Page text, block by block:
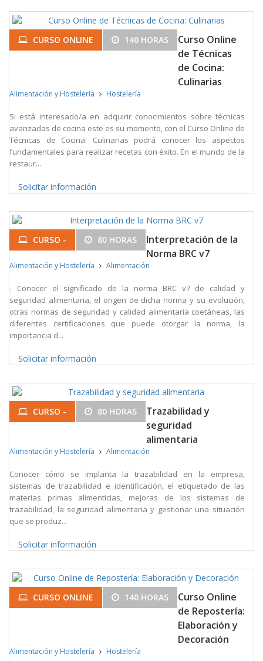
CURSO ONLINE 140 HORAS
Curso Online
de Técnicas
de Cocina:
Culinarias
Alimentación y Hostelería Hostelería
Si está interesado/a en adquirir conocimientos sobre técnicas
avanzadas de cocina este es su momento, con el Curso Online de
Técnicas de Cocina: Culinarias podrá conocer los aspectos
fundamentales para realizar recetas con éxito. En el mundo de la
restaur...
Solicitar información
CURSO - 80 HORAS
Interpretación de la
Norma BRC v7
Alimentación y Hostelería Alimentación
- Conocer el significado de la norma BRC v7 de calidad y
seguridad alimentaria, el origen de dicha norma y su evolución,
otras normas de seguridad y calidad alimentaria coetáneas, las
diferentes certificaciones que puede otorgar la norma, la
importancia d...
Solicitar información
CURSO - 80 HORAS
Trazabilidad y
seguridad
alimentaria
Alimentación y Hostelería Alimentación
Conocer cómo se implanta la trazabilidad en la empresa,
sistemas de trazabilidad e identificación, el etiquetado de las
materias primas alimenticias, mejoras de los sistemas de
trazabilidad, la seguridad alimentaria y gestionar una situación
que se produz...
Solicitar información
CURSO ONLINE 140 HORAS
Curso Online
de Repostería:
Elaboración y
Decoración
Alimentación y Hostelería Hostelería